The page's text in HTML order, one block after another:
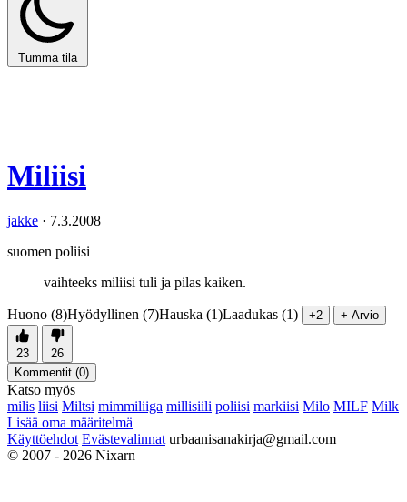
Tumma tila
Miliisi
jakke · 7.3.2008
suomen poliisi
vaihteeks miliisi tuli ja pilas kaiken.
Huono (8)Hyödyllinen (7)Hauska (1)Laadukas (1) +2 + Arvio
23
26
Kommentit (0)
Katso myös
milis liisi Miltsi mimmiliiga millisiili poliisi markiisi Milo MILF Milk
Lisää oma määritelmä
Käyttöehdot Evästevalinnat urbaanisanakirja@gmail.com
© 2007 - 2026 Nixarn